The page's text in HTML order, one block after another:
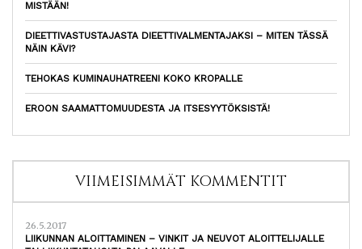
MISTÄÄN!
DIEETTIVASTUSTAJASTA DIEETTIVALMENTAJAKSI – MITEN TÄSSÄ
NÄIN KÄVI?
TEHOKAS KUMINAUHATREENI KOKO KROPALLE
EROON SAAMATTOMUUDESTA JA ITSESYYTÖKSISTÄ!
VIIMEISIMMÄT KOMMENTIT
26.5.2017
LIIKUNNAN ALOITTAMINEN – VINKIT JA NEUVOT ALOITTELIJALLE